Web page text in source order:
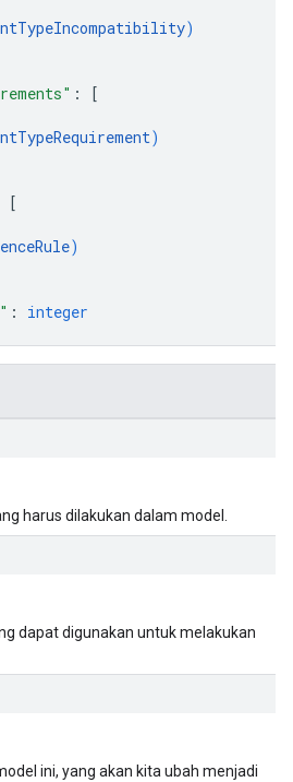
)
:
[
)
[
)
: integer
harus dilakukan dalam model.
dapat digunakan untuk melakukan
ini, yang akan kita ubah menjadi